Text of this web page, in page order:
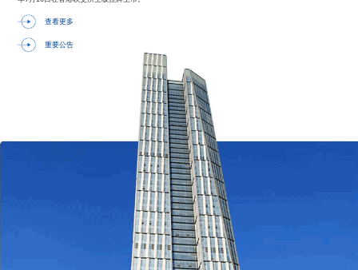
查看更多
重要公告